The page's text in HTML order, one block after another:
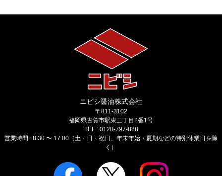
ニビシ醤油株式会社
〒811-3102
福岡県古賀市駅東三丁目2番1号
TEL : 0120-797-888
営業時間 : 8:30 〜 17:00（土・日・祝日、年末年始・夏期などの特別休業日を除
く）